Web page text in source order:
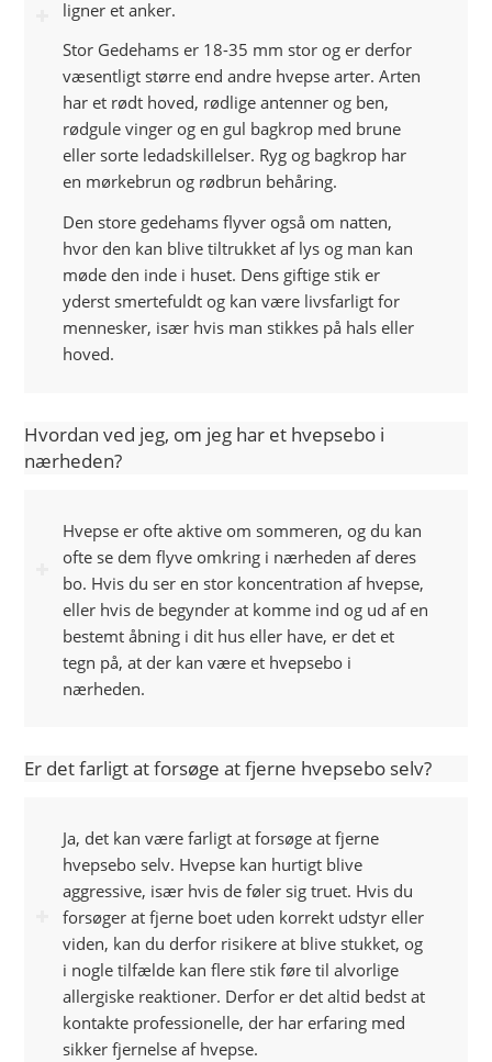
ligner et anker.
Stor Gedehams er 18-35 mm stor og er derfor
væsentligt større end andre hvepse arter. Arten
har et rødt hoved, rødlige antenner og ben,
rødgule vinger og en gul bagkrop med brune
eller sorte ledadskillelser. Ryg og bagkrop har
en mørkebrun og rødbrun behåring.
Den store gedehams flyver også om natten,
hvor den kan blive tiltrukket af lys og man kan
møde den inde i huset. Dens giftige stik er
yderst smertefuldt og kan være livsfarligt for
mennesker, især hvis man stikkes på hals eller
hoved.
Hvordan ved jeg, om jeg har et hvepsebo i
nærheden?
Hvepse er ofte aktive om sommeren, og du kan
ofte se dem flyve omkring i nærheden af deres
bo. Hvis du ser en stor koncentration af hvepse,
eller hvis de begynder at komme ind og ud af en
bestemt åbning i dit hus eller have, er det et
tegn på, at der kan være et hvepsebo i
nærheden.
Er det farligt at forsøge at fjerne hvepsebo selv?
Ja, det kan være farligt at forsøge at fjerne
hvepsebo selv. Hvepse kan hurtigt blive
aggressive, især hvis de føler sig truet. Hvis du
forsøger at fjerne boet uden korrekt udstyr eller
viden, kan du derfor risikere at blive stukket, og
i nogle tilfælde kan flere stik føre til alvorlige
allergiske reaktioner. Derfor er det altid bedst at
kontakte professionelle, der har erfaring med
sikker fjernelse af hvepse.